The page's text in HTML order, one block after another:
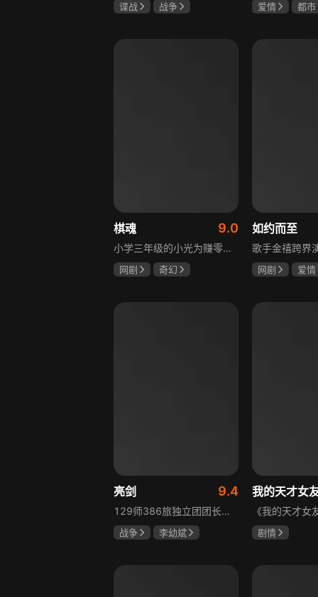
谍战
战争
爱情
都市
棋魂 9.0
小学三年级的小光为赚零用钱到爷爷家寻宝，偶然翻出旧棋盘，接触棋盘的一瞬间，附身棋盘中的棋士褚嬴的灵魂进入了小光体内。后来小光在学校围棋会所结识少年天才小亮，为测试褚嬴实力，小光贸然与小亮对弈并小胜，他误以为褚嬴棋力平平，小亮却大受打击。数日后小亮再次挑战，再次惨败在褚嬴手下，二人从此成了相爱相杀的棋坛宿敌。在褚嬴指导下，小光进步神速，逐渐对围棋产生兴趣，最终在全国大赛与小亮激战中，褚嬴下出绝妙一局，小光却看出更高一着，终于在自己努力、褚嬴帮助和与小亮的磨练中，独立对弈，燃起真正的棋魂。
网剧
奇幻
如约而至
网剧
爱情
亮剑 9.4
129师386旅独立团团长李云龙敢想敢干、不按规矩办事，脾气火爆性格直爽，带领独立团展现出敢于拼杀的劲头，接连击败坂田连队、山崎大队、山本部队，名声大噪却因屡次犯规遭贬斥。抗战时期他与国军358团团长楚云飞惺惺相惜，徐蚌会战中一较高下双双重伤，养病期间李云龙与护士田雨相恋，两人及亲人战友历经国家沧桑巨变。
战争
李幼斌
我的天才女
剧情